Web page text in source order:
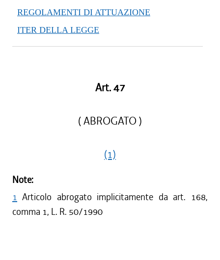
REGOLAMENTI DI ATTUAZIONE
ITER DELLA LEGGE
Art. 47
( ABROGATO )
(1)
Note:
1 Articolo abrogato implicitamente da art. 168,
comma 1, L. R. 50/1990